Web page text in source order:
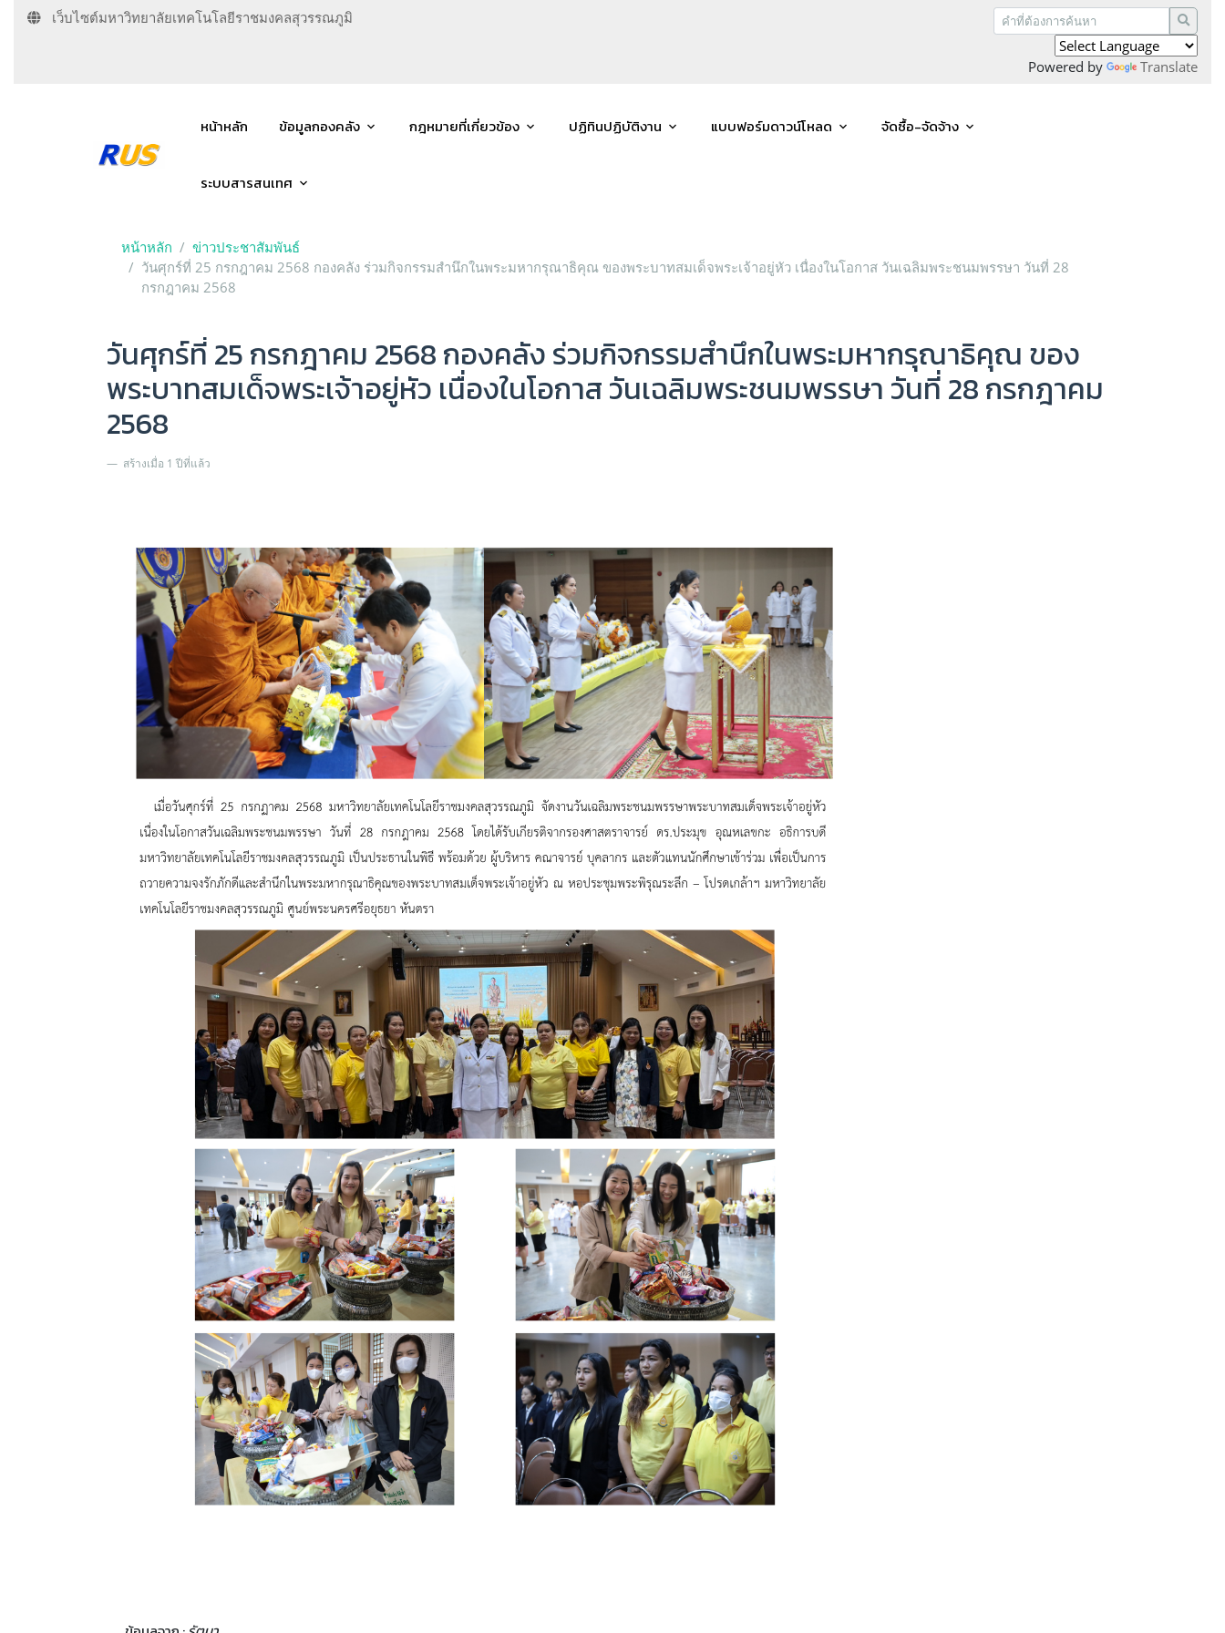
เว็บไซต์มหาวิทยาลัยเทคโนโลยีราชมงคลสุวรรณภูมิ
Powered by Translate
หน้าหลัก ข้อมูลกองคลัง กฎหมายที่เกี่ยวข้อง ปฏิทินปฏิบัติงาน แบบฟอร์มดาวน์โหลด จัดซื้อ-จัดจ้าง
ระบบสารสนเทศ
หน้าหลัก
ข่าวประชาสัมพันธ์
วันศุกร์ที่ 25 กรกฎาคม 2568 กองคลัง ร่วมกิจกรรมสำนึกในพระมหากรุณาธิคุณ ของพระบาทสมเด็จพระเจ้าอยู่หัว เนื่องในโอกาส วันเฉลิมพระชนมพรรษา วันที่ 28
กรกฎาคม 2568
วันศุกร์ที่ 25 กรกฎาคม 2568 กองคลัง ร่วมกิจกรรมสำนึกในพระมหากรุณาธิคุณ ของ
พระบาทสมเด็จพระเจ้าอยู่หัว เนื่องในโอกาส วันเฉลิมพระชนมพรรษา วันที่ 28 กรกฎาคม
2568
สร้างเมื่อ 1 ปีที่แล้ว